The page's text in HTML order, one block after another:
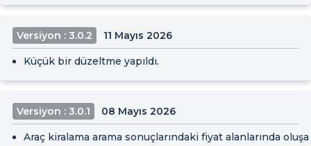
Versiyon : 3.0.2 11 Mayıs 2026
Küçük bir düzeltme yapıldı.
Versiyon : 3.0.1 08 Mayıs 2026
Araç kiralama arama sonuçlarındaki fiyat alanlarında